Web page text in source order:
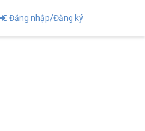
Đăng nhập/Đăng ký